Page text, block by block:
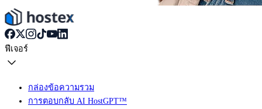
ฟีเจอร์
กล่องข้อความรวม
การตอบกลับ AI HostGPT™